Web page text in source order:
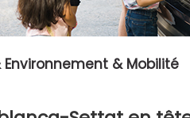
Environnement & Mobilité